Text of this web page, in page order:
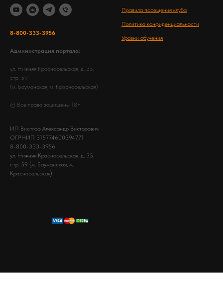
8-800-333-3956
Администрация портала:
ул. Нижняя Красносельская, д. 35,
стр. 59
(м. Бауманская, м. Красносельская)
© Все права защищены 18+
Правила посещения клуба
Политика конфиденциальности
Уровни обучения
ИП Вистгоф Александр Викторович
ОГРНИП 315774600394771
8-800-333-3956
ул. Нижняя Красносельская, д. 35,
стр. 59 (м. Бауманская, м.
Красносельская)